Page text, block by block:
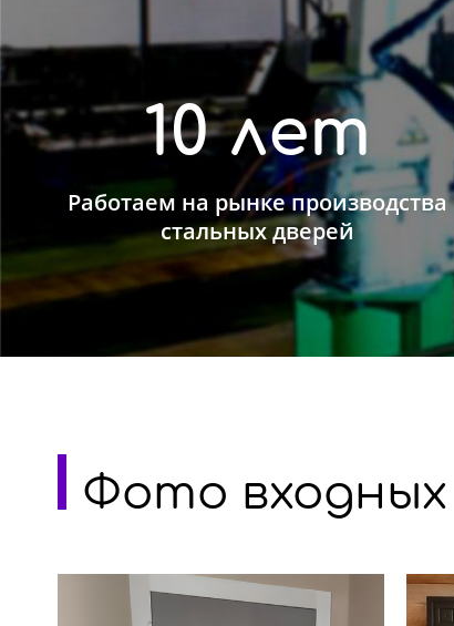
10 лет
Работаем на рынке производства
стальных дверей
Фото входных